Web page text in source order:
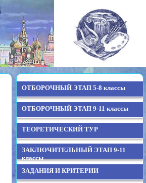
ОТБОРОЧНЫЙ ЭТАП 5-8 классы
ОТБОРОЧНЫЙ ЭТАП 9-11 классы
ТЕОРЕТИЧЕСКИЙ ТУР
ЗАКЛЮЧИТЕЛЬНЫЙ ЭТАП 9-11
классы
ЗАДАНИЯ И КРИТЕРИИ